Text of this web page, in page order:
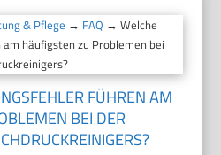
& Pflege → FAQ → Welche
häufigsten zu Problemen bei
FÜHREN AM
BEI DER